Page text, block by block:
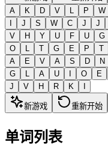
A
K D V L P W
I
J S W C J J
V
H Y U F U G
O
L T G E P T
A
E V A S D N
G
L A U I O E
J
V H R K I
新游戏 重新开始
单词列表